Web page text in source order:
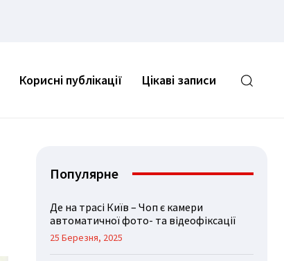
Корисні публікації Цікаві записи
Популярне
Де на трасі Київ – Чоп є камери
автоматичної фото- та відеофіксації
25 Березня, 2025